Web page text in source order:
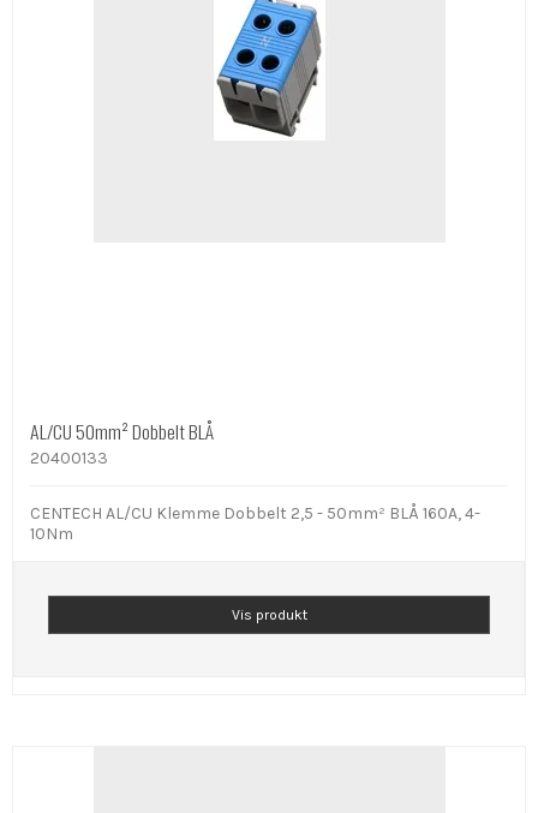
AL/CU 50mm² Dobbelt BLÅ
20400133
CENTECH AL/CU Klemme Dobbelt 2,5 - 50mm² BLÅ 160A, 4-
10Nm
Vis produkt